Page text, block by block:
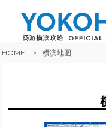
HOME 横滨地图